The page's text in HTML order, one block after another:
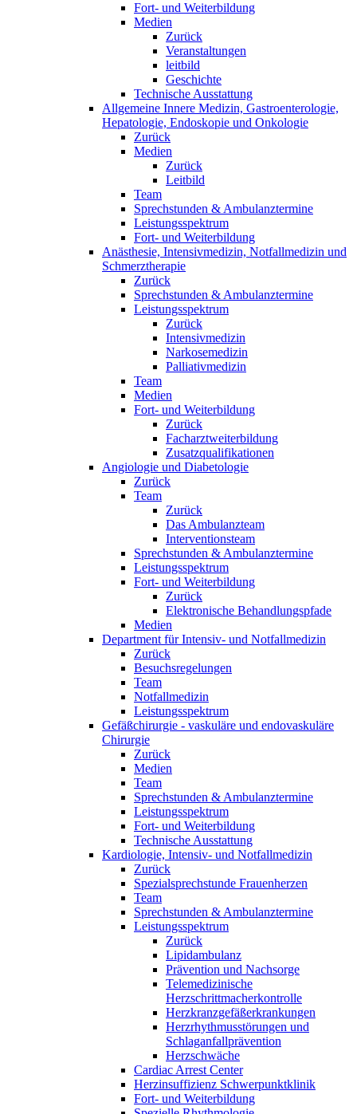
Fort- und Weiterbildung
Medien
Zurück
Veranstaltungen
leitbild
Geschichte
Technische Ausstattung
Allgemeine Innere Medizin, Gastroenterologie,
Hepatologie, Endoskopie und Onkologie
Zurück
Medien
Zurück
Leitbild
Team
Sprechstunden & Ambulanztermine
Leistungsspektrum
Fort- und Weiterbildung
Anästhesie, Intensivmedizin, Notfallmedizin und
Schmerztherapie
Zurück
Sprechstunden & Ambulanztermine
Leistungsspektrum
Zurück
Intensivmedizin
Narkosemedizin
Palliativmedizin
Team
Medien
Fort- und Weiterbildung
Zurück
Facharztweiterbildung
Zusatzqualifikationen
Angiologie und Diabetologie
Zurück
Team
Zurück
Das Ambulanzteam
Interventionsteam
Sprechstunden & Ambulanztermine
Leistungsspektrum
Fort- und Weiterbildung
Zurück
Elektronische Behandlungspfade
Medien
Department für Intensiv- und Notfallmedizin
Zurück
Besuchsregelungen
Team
Notfallmedizin
Leistungsspektrum
Gefäßchirurgie - vaskuläre und endovaskuläre
Chirurgie
Zurück
Medien
Team
Sprechstunden & Ambulanztermine
Leistungsspektrum
Fort- und Weiterbildung
Technische Ausstattung
Kardiologie, Intensiv- und Notfallmedizin
Zurück
Spezialsprechstunde Frauenherzen
Team
Sprechstunden & Ambulanztermine
Leistungsspektrum
Zurück
Lipidambulanz
Prävention und Nachsorge
Telemedizinische
Herzschrittmacherkontrolle
Herzkranzgefäßerkrankungen
Herzrhythmusstörungen und
Schlaganfallprävention
Herzschwäche
Cardiac Arrest Center
Herzinsuffizienz Schwerpunktklinik
Fort- und Weiterbildung